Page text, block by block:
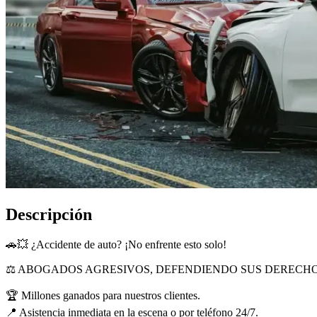
Descripción
🚗💥 ¿Accidente de auto? ¡No enfrente esto solo!
⚖️ ABOGADOS AGRESIVOS, DEFENDIENDO SUS
🏆 Millones ganados para nuestros clientes.
📍 Asistencia inmediata en la escena o por teléfono 24/7.